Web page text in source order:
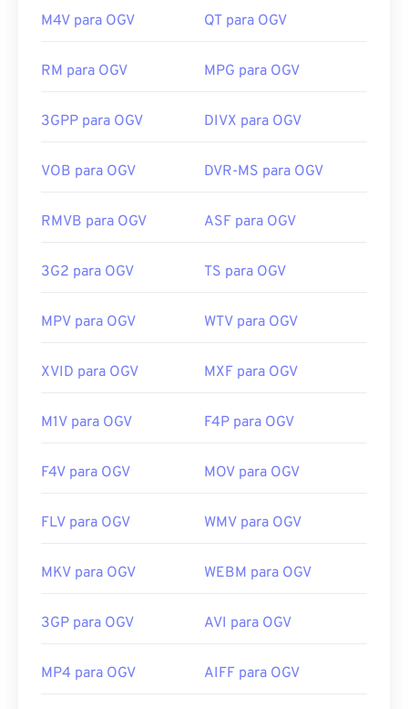
Experts Group
Links úteis:
https://en.wikipedia.org/wiki/MPEG-
1_Audio_Layer_II
https://mpeg.chiariglione.org/standards/mpeg-
X.
Windows Media Player
no DirectShow, mas
outro lado, se o player não for baseado no
Desenvolvido por:
Fundação Xiph.Org
https://en.wikipedia.org/wiki/Ogg
M4V para OGV QT para OGV
RM para OGV MPG para OGV
3GPP para OGV DIVX para OGV
VOB para OGV DVR-MS para OGV
RMVB para OGV ASF para OGV
3G2 para OGV TS para OGV
MPV para OGV WTV para OGV
XVID para OGV MXF para OGV
M1V para OGV F4P para OGV
F4V para OGV MOV para OGV
FLV para OGV WMV para OGV
MKV para OGV WEBM para OGV
3GP para OGV AVI para OGV
MP4 para OGV AIFF para OGV